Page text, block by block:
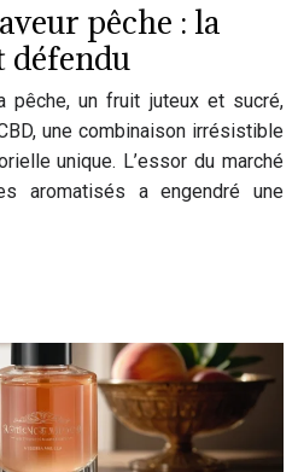
pêche : la
défendu
pêche, un fruit juteux et sucré,
une combinaison irrésistible
unique. L’essor du marché
aromatisés a engendré une